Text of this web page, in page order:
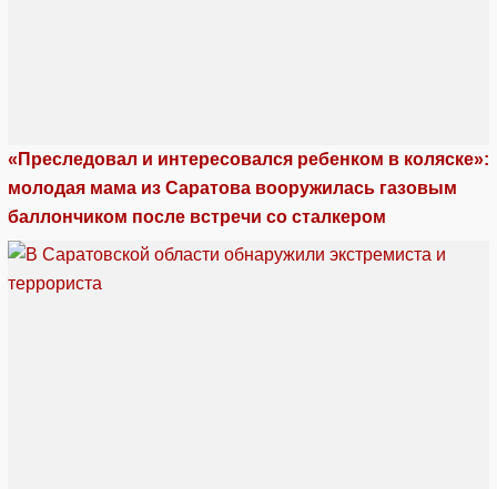
«Преследовал и интересовался ребенком в коляске»:
молодая мама из Саратова вооружилась газовым
баллончиком после встречи со сталкером